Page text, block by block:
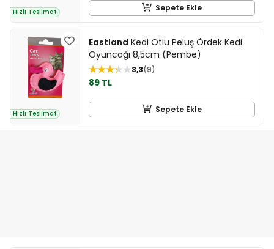
Hızlı Teslimat Sepete Ekle
Hızlı Teslimat
Eastland Kedi Otlu Peluş Ördek Kedi
Oyuncağı 8,5cm (Pembe)
3,3 9
89 TL
Sepete Ekle